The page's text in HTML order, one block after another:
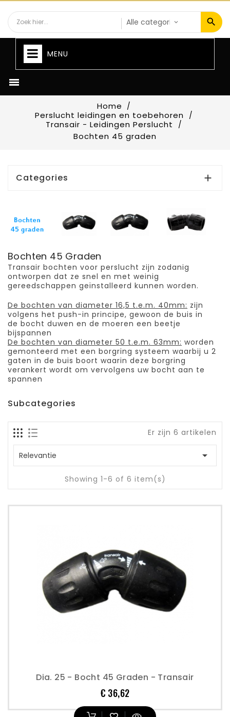
MENU

Home
Perslucht leidingen en toebehoren
Transair - Leidingen Perslucht
Bochten 45 graden
Categories 
Bochten 45 Graden
Transair bochten voor perslucht zijn zodanig
ontworpen dat ze snel en met weinig
gereedschappen geïnstalleerd kunnen worden.
De bochten van diameter 16,5 t.e.m. 40mm: zijn
volgens het push-in principe, gewoon de buis in
de bocht duwen en de moeren een beetje
bijspannen
De bochten van diameter 50 t.e.m. 63mm: worden
gemonteerd met een borgring systeem waarbij u 2
gaten in de buis boort waarin deze borgring
verankert wordt om vervolgens uw bocht aan te
spannen
Subcategories
Er zijn 6 artikelen
Relevantie 
Showing 1-6 of 6 item(s)
Dia. 25 - Bocht 45 Graden - Transair
€ 36,62Prijs